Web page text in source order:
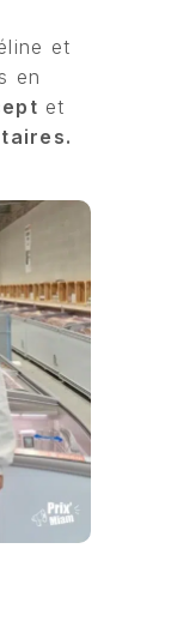
et
en
et